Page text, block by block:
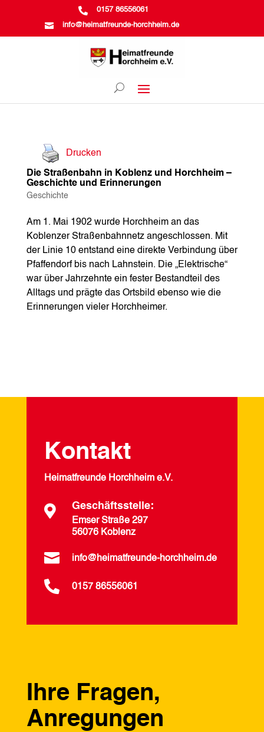
 0157 86556061
 info@heimatfreunde-horchheim.de
Drucken
Die Straßenbahn in Koblenz und Horchheim –
Geschichte und Erinnerungen
Geschichte
Am 1. Mai 1902 wurde Horchheim an das
Koblenzer Straßenbahnnetz angeschlossen. Mit
der Linie 10 entstand eine direkte Verbindung über
Pfaffendorf bis nach Lahnstein. Die „Elektrische“
war über Jahrzehnte ein fester Bestandteil des
Alltags und prägte das Ortsbild ebenso wie die
Erinnerungen vieler Horchheimer.
Kontakt
Heimatfreunde Horchheim e.V.
 Geschäftsstelle:
Emser Straße 297
56076 Koblenz
 info@heimatfreunde-horchheim.de
 0157 86556061
Ihre Fragen,
Anregungen